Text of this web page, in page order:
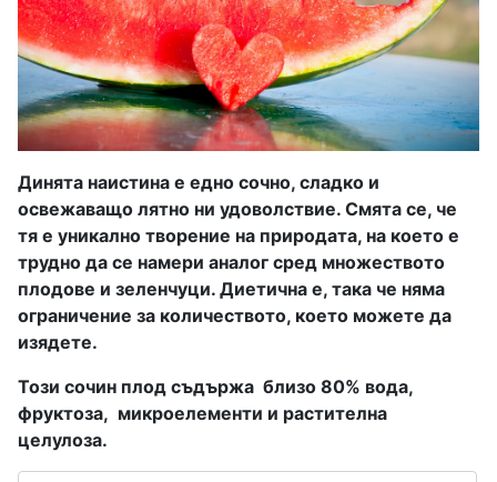
Динята наистина е едно сочно, сладко и
освежаващо лятно ни удоволствие. Смята се, че
тя е уникално творение на природата, на което е
трудно да се намери аналог сред множеството
плодове и зеленчуци. Диетична е, така че няма
ограничение за количеството, което можете да
изядете.
Този сочин плод съдържа близо 80% вода,
фруктоза, микроелементи и растителна
целулоза.